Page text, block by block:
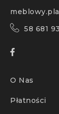
58 681
O Nas
Płatności